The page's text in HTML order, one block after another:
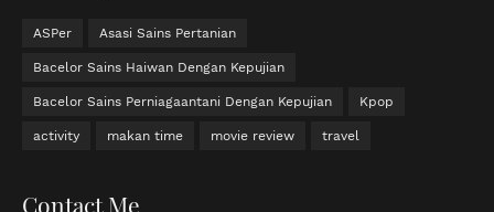
ASPer Asasi Sains Pertanian
Bacelor Sains Haiwan Dengan Kepujian
Bacelor Sains Perniagaantani Dengan Kepujian Kpop
activity makan time movie review travel
Contact Me